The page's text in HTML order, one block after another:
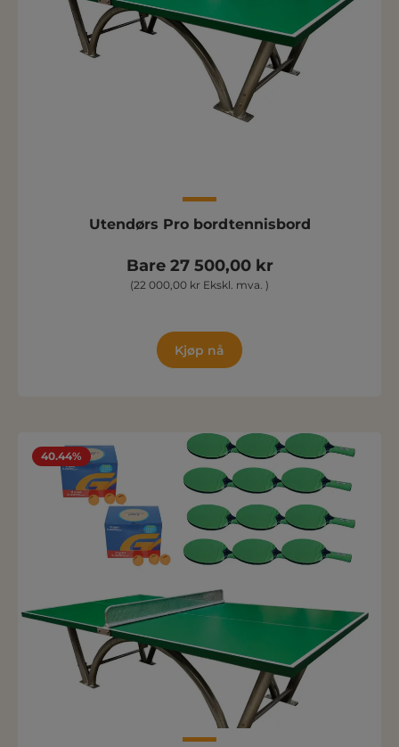
Utendørs Pro bordtennisbord
Bare 27 500,00 kr
(22 000,00 kr Ekskl. mva. )
Kjøp nå
40.44%